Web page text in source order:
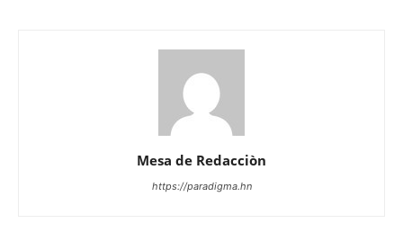
Mesa de Redacciòn
https://paradigma.hn